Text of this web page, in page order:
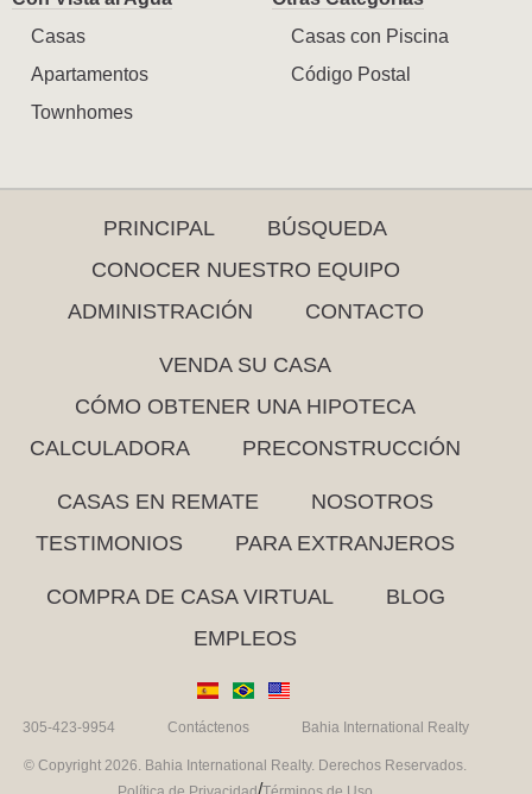
Casas
Apartamentos
Townhomes
Casas con Piscina
Código Postal
PRINCIPAL
BÚSQUEDA
CONOCER NUESTRO EQUIPO
ADMINISTRACIÓN
CONTACTO
VENDA SU CASA
CÓMO OBTENER UNA HIPOTECA
CALCULADORA
PRECONSTRUCCIÓN
CASAS EN REMATE
NOSOTROS
TESTIMONIOS
PARA EXTRANJEROS
COMPRA DE CASA VIRTUAL
BLOG
EMPLEOS
305-423-9954 Contáctenos Bahia International Realty
© Copyright 2026. Bahia International Realty. Derechos Reservados.
/